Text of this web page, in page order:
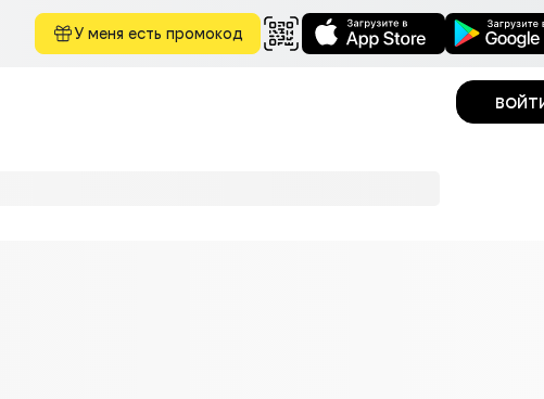
У меня есть промокод